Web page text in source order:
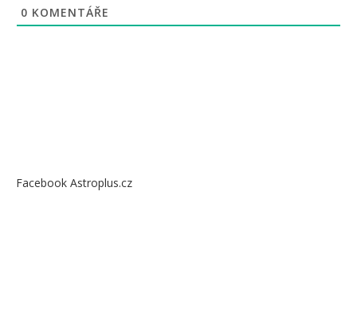
0 KOMENTÁŘE
Facebook Astroplus.cz